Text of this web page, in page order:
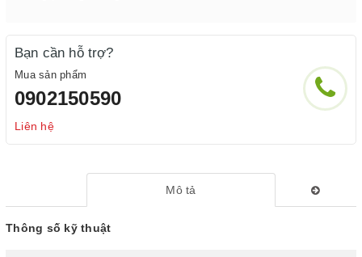
Bạn cần hỗ trợ?
Mua sản phẩm
0902150590
Liên hệ
Mô tả
Thông số kỹ thuật